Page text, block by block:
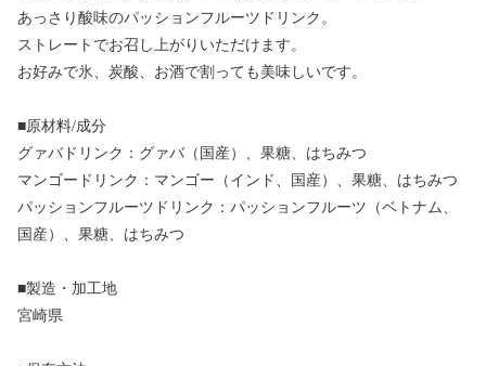
あっさり酸味のパッションフルーツドリンク。
ストレートでお召し上がりいただけます。
お好みで氷、炭酸、お酒で割っても美味しいです。
■原材料/成分
グァバドリンク：グァバ（国産）、果糖、はちみつ
マンゴードリンク：マンゴー（インド、国産）、果糖、はちみつ
パッションフルーツドリンク：パッションフルーツ（ベトナム、
国産）、果糖、はちみつ
■製造・加工地
宮崎県